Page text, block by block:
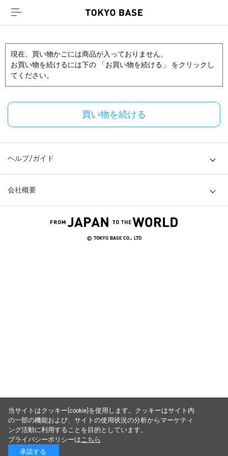
現在、買い物かごには商品が入っておりません。
お買い物を続けるには下の 「お買い物を続ける」 をクリックし
てください。
買い物を続ける
ヘルプ/ガイド
会社概要
© TOKYO BASE CO., LTD
当サイトはクッキー(cookie)を使用します。クッキーはサイト内
の一部の機能および、サイトの使用状況の分析からマーケティ
ング活動に利用することを目的としています。
プライバシーポリシーはこちら
承諾する